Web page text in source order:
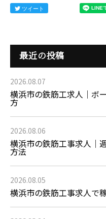
ツイート
最近の投稿
2026.08.07
横浜市の鉄筋工求人｜ボ
方
2026.08.06
横浜市の鉄筋工事求人｜
方法
2026.08.05
横浜市の鉄筋工事求人で